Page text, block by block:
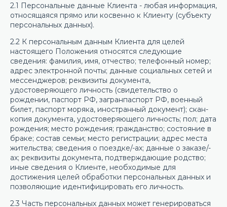
2.1 Персональные данные Клиента - любая информация,
относящаяся прямо или косвенно к Клиенту (субъекту
персональных данных).
2.2 К персональным данным Клиента для целей
настоящего Положения относятся следующие
сведения: фамилия, имя, отчество; телефонный номер;
адрес электронной почты; данные социальных сетей и
мессенджеров; реквизиты документа,
удостоверяющего личность (свидетельство о
рождении, паспорт РФ, загранпаспорт РФ, военный
билет, паспорт моряка, иностранный документ); скан-
копия документа, удостоверяющего личность; пол; дата
рождения; место рождения; гражданство; состояние в
браке; состав семьи; место регистрации; адрес места
жительства; сведения о поездке/-ах; данные о заказе/-
ах; реквизиты документа, подтверждающие родство;
иные сведения о Клиенте, необходимые для
достижения целей обработки персональных данных и
позволяющие идентифицировать его личность.
2.3 Часть персональных данных может генерироваться